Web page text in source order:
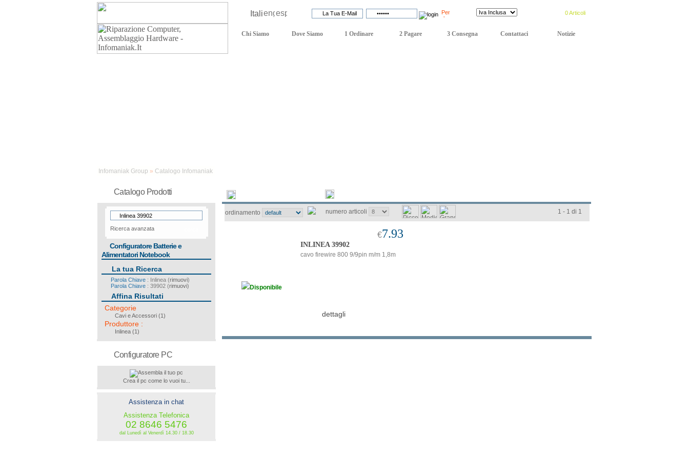
0 Articoli
Chi Siamo Dove Siamo 1 Ordinare 2 Pagare 3 Consegna Contattaci Notizie
Infomaniak Group » Catalogo Infomaniak
Catalogo Prodotti
Ricerca avanzata
Configuratore Batterie e
Alimentatori Notebook
La tua Ricerca
Parola Chiave: Inlinea (rimuovi)
Parola Chiave: 39902 (rimuovi)
Affina Risultati
Categorie
Cavi e Accessori(1)
Produttore:
Inlinea(1)
Configuratore PC
Crea il pc come lo vuoi tu...
Assistenza in chat
Assistenza Telefonica
02 8646 5476
dal Lunedì al Venerdì 14.30 / 18.30
ordinamento numero articoli 1 - 1 di 1
Disponibile
€7.93
INLINEA 39902
cavo firewire 800 9/9pin m/m 1,8m
dettagli